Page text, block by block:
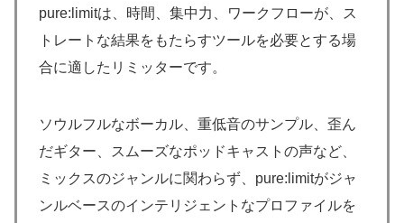
pure:limitは、時間、集中力、ワークフローが、ス
トレートな結果をもたらすツールを必要とする場
合に適したリミッターです。
ソウルフルなボーカル、重低音のサンプル、歪ん
だギター、スムーズなポッドキャストの声など、
ミックスのジャンルに関わらず、pure:limitがジャ
ンルベースのインテリジェントなプロファイルを